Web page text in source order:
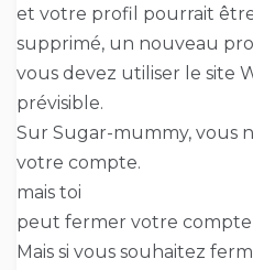
et votre profil pourrait être
supprimé, un nouveau
vous devez utiliser le site
prévisible.
Sur Sugar-mummy, vous
votre compte.
mais toi
peut fermer votre compte
Mais si vous souhaitez